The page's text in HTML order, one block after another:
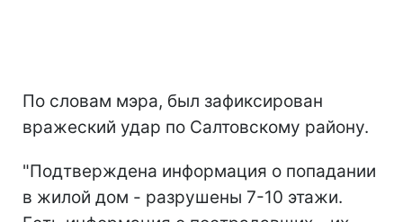
По словам мэра, был зафиксирован
вражеский удар по Салтовскому району.
"Подтверждена информация о попадании
в жилой дом - разрушены 7-10 этажи.